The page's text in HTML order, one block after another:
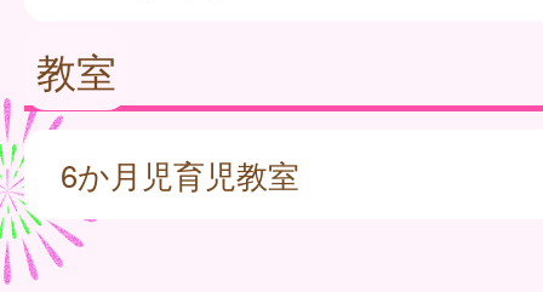
教室
6か月児育児教室